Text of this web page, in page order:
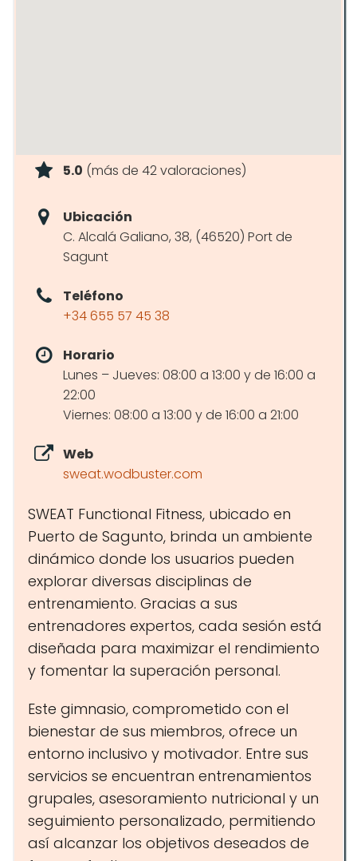
5.0 (más de 42 valoraciones)
Ubicación
C. Alcalá Galiano, 38, (46520) Port de
Sagunt
Teléfono
+34 655 57 45 38
Horario
Lunes – Jueves: 08:00 a 13:00 y de 16:00 a
22:00
Viernes: 08:00 a 13:00 y de 16:00 a 21:00
Web
sweat.wodbuster.com
SWEAT Functional Fitness, ubicado en
Puerto de Sagunto, brinda un ambiente
dinámico donde los usuarios pueden
explorar diversas disciplinas de
entrenamiento. Gracias a sus
entrenadores expertos, cada sesión está
diseñada para maximizar el rendimiento
y fomentar la superación personal.
Este gimnasio, comprometido con el
bienestar de sus miembros, ofrece un
entorno inclusivo y motivador. Entre sus
servicios se encuentran entrenamientos
grupales, asesoramiento nutricional y un
seguimiento personalizado, permitiendo
así alcanzar los objetivos deseados de